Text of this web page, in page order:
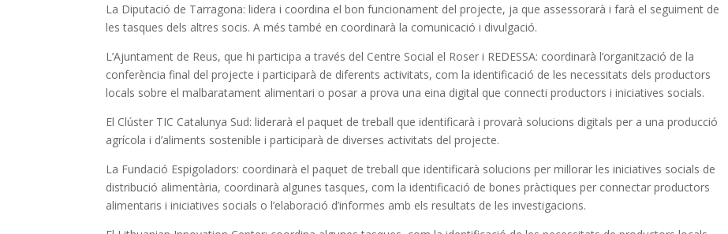
La Diputació de Tarragona: lidera i coordina el bon funcionament del projecte, ja que assessorarà i farà el seguiment de
les tasques dels altres socis. A més també en coordinarà la comunicació i divulgació.
L’Ajuntament de Reus, que hi participa a través del Centre Social el Roser i REDESSA: coordinarà l’organització de la
conferència final del projecte i participarà de diferents activitats, com la identificació de les necessitats dels productors
locals sobre el malbaratament alimentari o posar a prova una eina digital que connecti productors i iniciatives socials.
El Clúster TIC Catalunya Sud: liderarà el paquet de treball que identificarà i provarà solucions digitals per a una producció
agrícola i d’aliments sostenible i participarà de diverses activitats del projecte.
La Fundació Espigoladors: coordinarà el paquet de treball que identificarà solucions per millorar les iniciatives socials de
distribució alimentària, coordinarà algunes tasques, com la identificació de bones pràctiques per connectar productors
alimentaris i iniciatives socials o l’elaboració d’informes amb els resultats de les investigacions.